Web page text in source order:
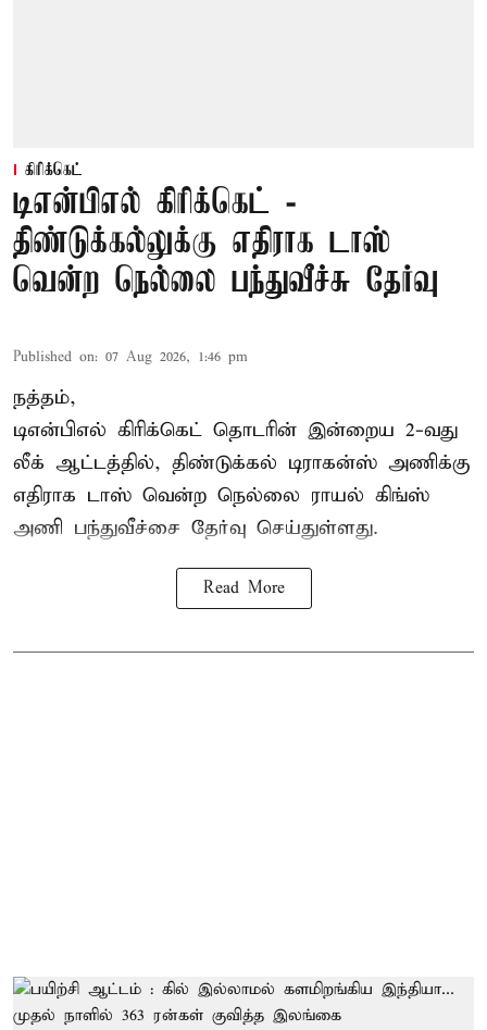
கிரிக்கெட்
டிஎன்பிஎல் கிரிக்கெட் -
திண்டுக்கல்லுக்கு எதிராக டாஸ்
வென்ற நெல்லை பந்துவீச்சு தேர்வு
Published on: 07 Aug 2026, 1:46 pm
நத்தம்,
டிஎன்பிஎல் கிரிக்கெட் தொடரின் இன்றைய 2-வது
லீக் ஆட்டத்தில், திண்டுக்கல் டிராகன்ஸ் அணிக்கு
எதிராக டாஸ் வென்ற நெல்லை ராயல் கிங்ஸ்
அணி பந்துவீச்சை தேர்வு செய்துள்ளது.
Read More